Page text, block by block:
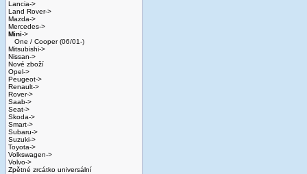
Lancia->
Land Rover->
Mazda->
Mercedes->
Mini->
One / Cooper (06/01-)
Mitsubishi->
Nissan->
Nové zboží
Opel->
Peugeot->
Renault->
Rover->
Saab->
Seat->
Skoda->
Smart->
Subaru->
Suzuki->
Toyota->
Volkswagen->
Volvo->
Zpětné zrcátko universální